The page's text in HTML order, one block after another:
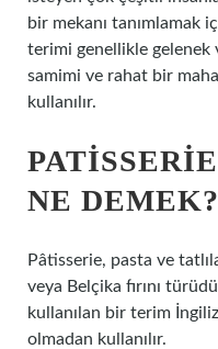
bir mekanı tanımlamak
terimi genellikle gelenek
samimi ve rahat bir
kullanılır.
NE DEMEK?
Pâtisserie, pasta ve
veya Belçika fırını
kullanılan bir terim
olmadan kullanılır.